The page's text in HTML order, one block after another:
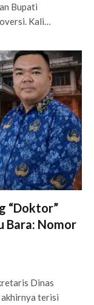
Bupati
Kali…
“Doktor”
Bara: Nomor
Dinas
terisi